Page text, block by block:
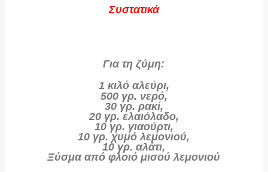
Συστατικά
Για τη ζύμη:
1 κιλό αλεύρι,
500 γρ. νερό,
30 γρ. ρακί,
20 γρ. ελαιόλαδο,
10 γρ. γιαούρτι,
10 γρ. χυμό λεμονιού,
10 γρ. αλάτι,
Ξύσμα από φλοιό μισού λεμονιού